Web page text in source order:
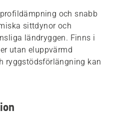
och snabb
sittdynor och
ländryggen. Finns i
utan eluppvärmd
ryggstödsförlängning kan